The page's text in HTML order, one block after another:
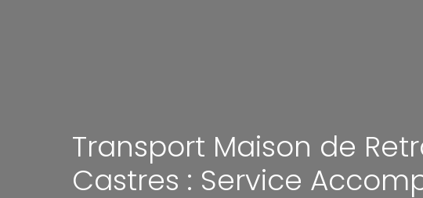
Transport Maison de
Castres : Service